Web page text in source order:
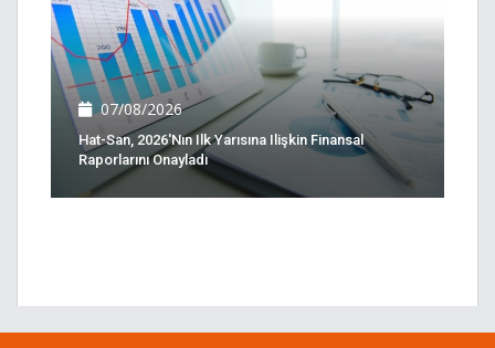
07/08/2026
Hat-San, 2026'nın Ilk Yarısına Ilişkin Finansal
Raporlarını Onayladı